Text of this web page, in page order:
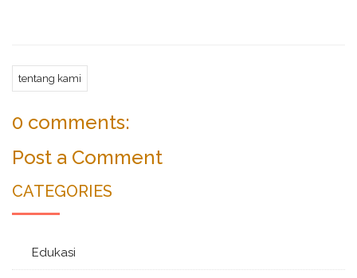
tentang kami
0 comments:
Post a Comment
CATEGORIES
Edukasi